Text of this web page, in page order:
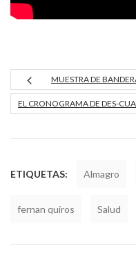
MUESTRA DE
EL CRONOGRAMA DE DES-
ETIQUETAS: Almagro
fernan quiros Salud